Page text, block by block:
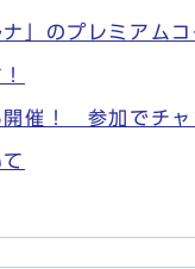
」のプレミアムコ
開催！ 参加でチ